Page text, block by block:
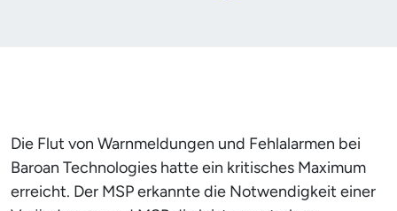
Die Flut von Warnmeldungen und Fehlalarmen bei
Baroan Technologies hatte ein kritisches Maximum
erreicht. Der MSP erkannte die Notwendigkeit einer